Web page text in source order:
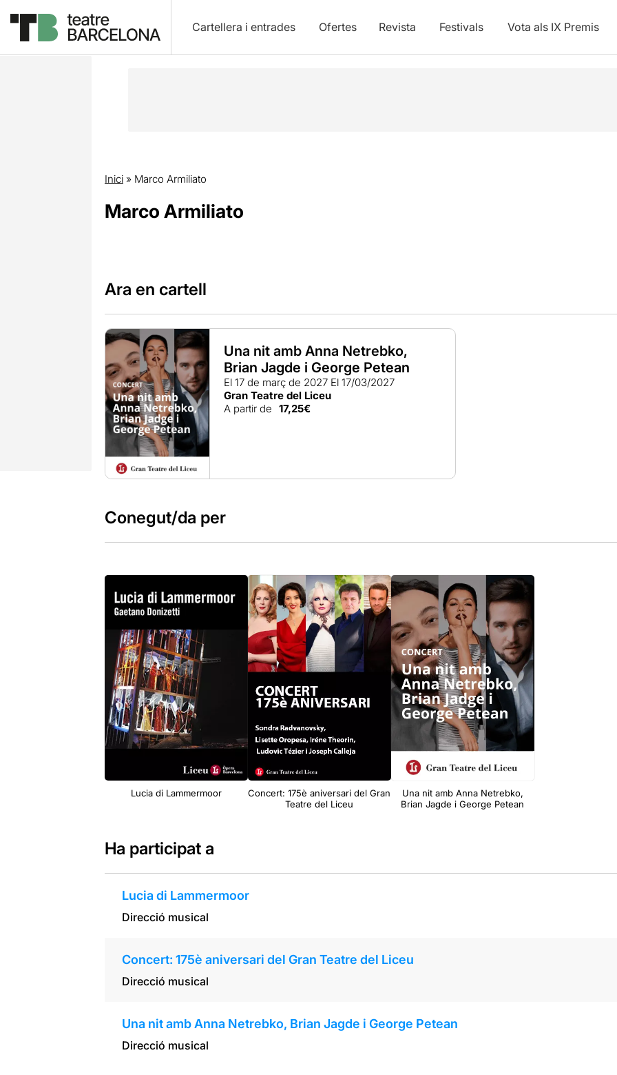
Cartellera i entrades Ofertes Revista Festivals Vota als IX Premis
Inici» Marco Armiliato
Marco Armiliato
Ara en cartell
Una nit amb Anna Netrebko,
Brian Jagde i George Petean
El 17 de març de 2027 El 17/03/2027
Gran Teatre del Liceu
A partir de 17,25€
Conegut/da per
Lucia di Lammermoor
Concert: 175è aniversari del Gran
Teatre del Liceu
Una nit amb Anna Netrebko,
Brian Jagde i George Petean
Ha participat a
Lucia di Lammermoor
Direcció musical
Concert: 175è aniversari del Gran Teatre del Liceu
Direcció musical
Una nit amb Anna Netrebko, Brian Jagde i George Petean
Direcció musical